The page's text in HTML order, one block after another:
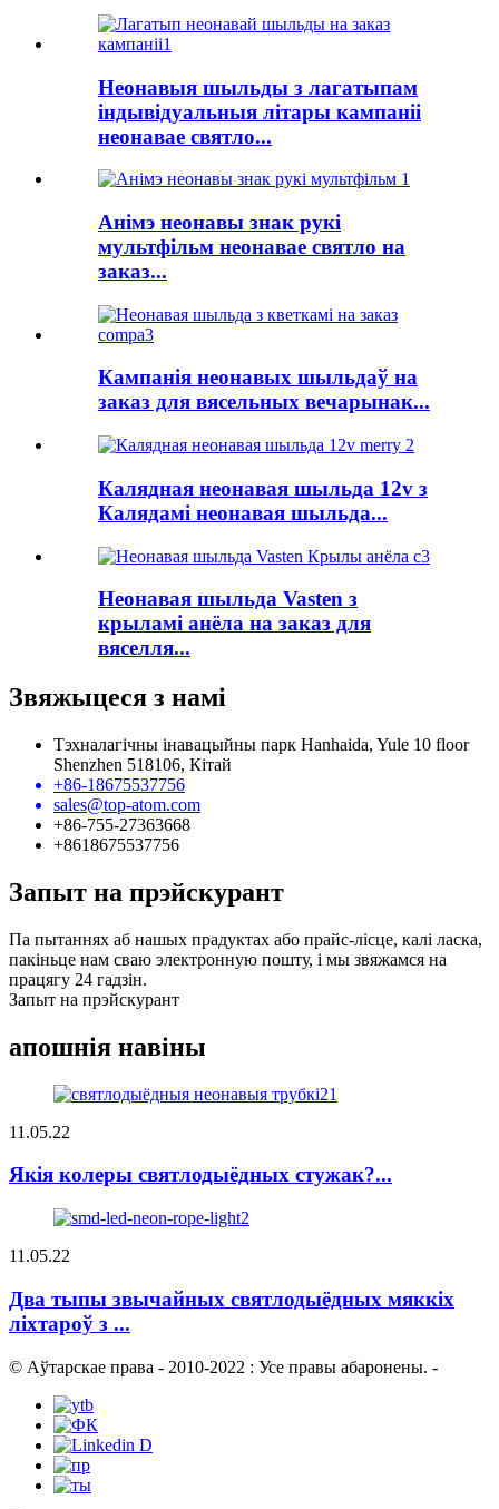
Неонавыя шыльды з лагатыпам
індывідуальныя літары кампаніі
неонавае святло...
Анімэ неонавы знак рукі
мультфільм неонавае святло на
заказ...
Кампанія неонавых шыльдаў на
заказ для вясельных вечарынак...
Калядная неонавая шыльда 12v з
Калядамі неонавая шыльда...
Неонавая шыльда Vasten з
крыламі анёла на заказ для
вяселля...
Звяжыцеся з намі
Тэхналагічны інавацыйны парк Hanhaida, Yule 10 floor
Shenzhen 518106, Кітай
+86-18675537756
sales@top-atom.com
+86-755-27363668
+8618675537756
Запыт на прэйскурант
Па пытаннях аб нашых прадуктах або прайс-лісце, калі ласка,
пакіньце нам сваю электронную пошту, і мы звяжамся на
працягу 24 гадзін.
Запыт на прэйскурант
апошнія навіны
11.05.22
Якія колеры святлодыёдных стужак?...
11.05.22
Два тыпы звычайных святлодыёдных мяккіх
ліхтароў з ...
© Аўтарскае права - 2010-2022 : Усе правы абаронены. -